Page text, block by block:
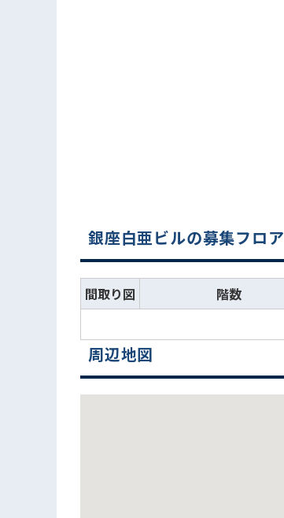
銀座白亜ビルの募集フロア
間取り図 階数
周辺地図